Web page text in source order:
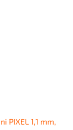
1,1 mm,